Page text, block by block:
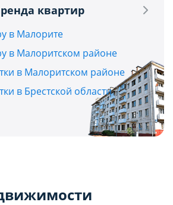
квартир
в Малорите
в Малоритском районе
в Малоритском районе
в Брестской области